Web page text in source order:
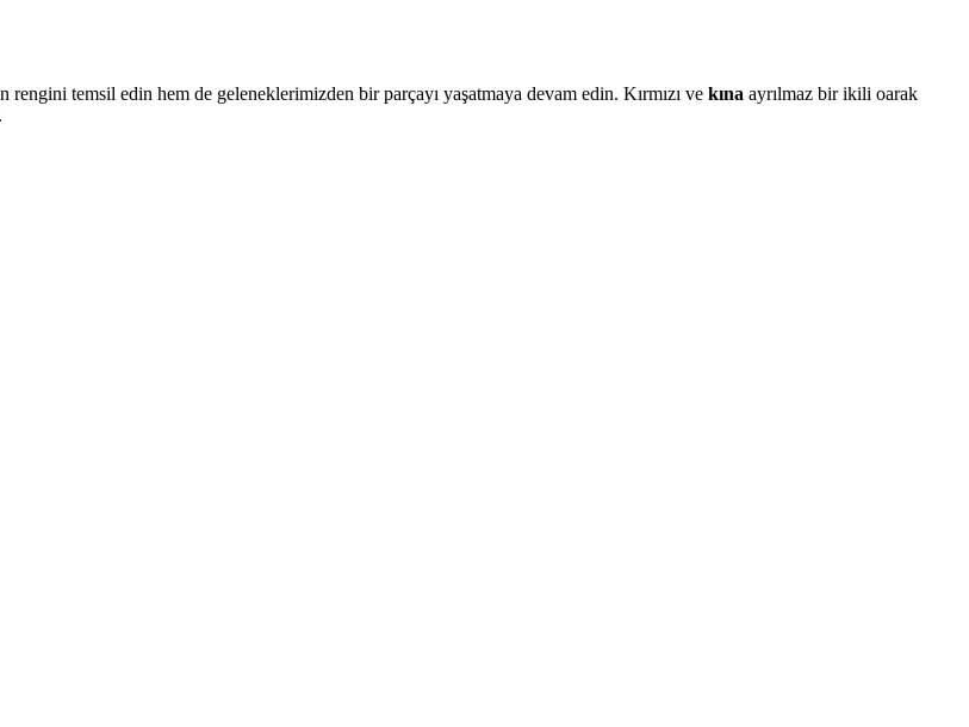
rengini temsil edin hem de geleneklerimizden bir parçayı yaşatmaya devam edin. Kırmızı ve kına ayrılmaz bir ikili oarak